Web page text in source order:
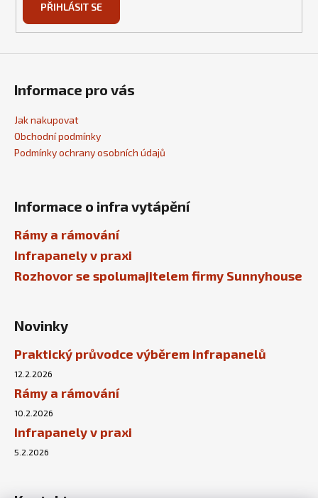
PŘIHLÁSIT SE
Informace pro vás
Jak nakupovat
Obchodní podmínky
Podmínky ochrany osobních údajů
Informace o infra vytápění
Rámy a rámování
Infrapanely v praxi
Rozhovor se spolumajitelem firmy Sunnyhouse
Novinky
Praktický průvodce výběrem infrapanelů
12.2.2026
Rámy a rámování
10.2.2026
Infrapanely v praxi
5.2.2026